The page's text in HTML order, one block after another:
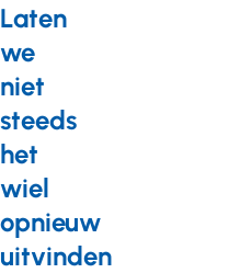
Laten
we
niet
steeds
het
wiel
opnieuw
uitvinden